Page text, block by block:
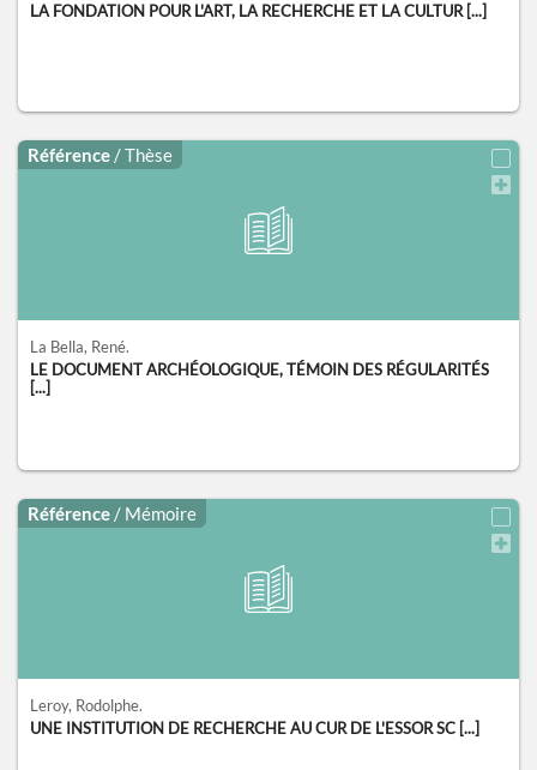
LA FONDATION POUR L'ART, LA RECHERCHE ET LA CULTUR [...]
Référence / Thèse
La Bella, René.
LE DOCUMENT ARCHÉOLOGIQUE, TÉMOIN DES RÉGULARITÉS
[...]
Référence / Mémoire
Leroy, Rodolphe.
UNE INSTITUTION DE RECHERCHE AU CUR DE L'ESSOR SC [...]